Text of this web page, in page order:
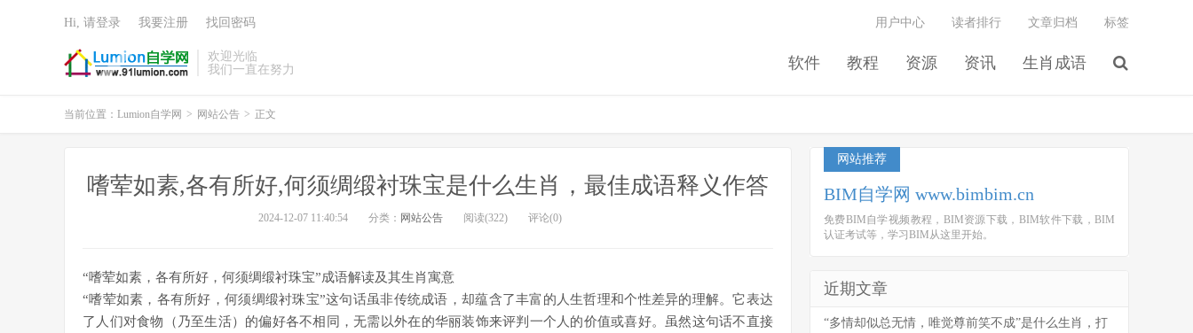
欢迎光临
我们一直在努力
软件 教程 资源 资讯 生肖成语
用户中心 读者排行 文章归档 标签
Hi, 请登录 我要注册 找回密码
当前位置： Lumion自学网 > 网站公告 > 正文
嗜荤如素,各有所好,何须绸缎衬珠宝是什么生肖，最佳成语释义作答
2024-12-07 11:40:54 分类： 网站公告 阅读(322) 评论(0)
“嗜荤如素，各有所好，何须绸缎衬珠宝”成语解读及其生肖寓意
“嗜荤如素，各有所好，何须绸缎衬珠宝”这句话虽非传统成语，却蕴含了丰富的人生哲理和个性差异的理解。它表达
了人们对食物（乃至生活）的偏好各不相同，无需以外在的华丽装饰来评判一个人的价值或喜好。虽然这句话不直接
网站推荐
BIM自学网 www.bimbim.cn
免费BIM自学视频教程，BIM资源下载，BIM软件下载，BIM
认证考试等，学习BIM从这里开始。
近期文章
“多情却似总无情，唯觉尊前笑不成”是什么生肖，打